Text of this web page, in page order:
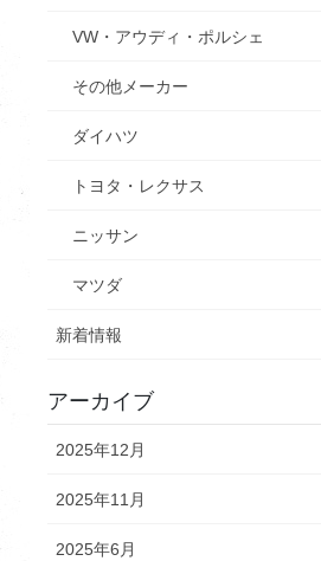
VW・アウディ・ポルシェ
その他メーカー
ダイハツ
トヨタ・レクサス
ニッサン
マツダ
新着情報
アーカイブ
2025年12月
2025年11月
2025年6月